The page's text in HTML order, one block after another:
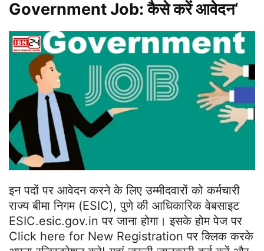
Government Job: कैसे करें आवेदन‘
इन पदों पर आवेदन करने के लिए उम्मीदवारों को कर्मचारी
राज्य बीमा निगम (ESIC), पुणे की आधिकारिक वेबसाइट
ESIC.esic.gov.in पर जाना होगा। इसके होम पेज पर
Click here for New Registration पर क्लिक करके